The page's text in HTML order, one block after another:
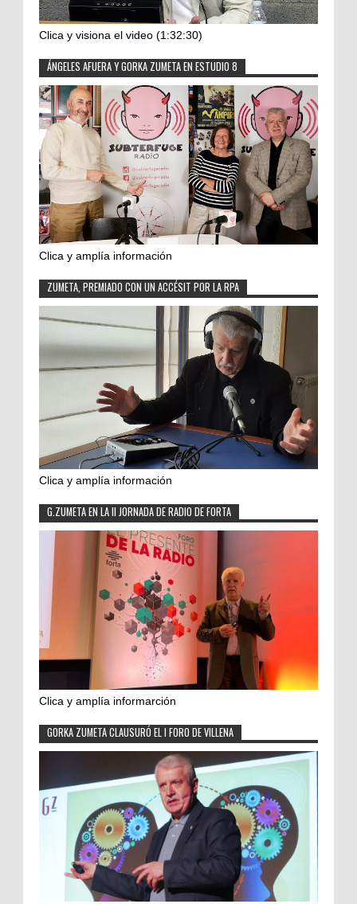
Clica y visiona el video (1:32:30)
ÁNGELES AFUERA Y GORKA ZUMETA EN ESTUDIO 8
Clica y amplía información
ZUMETA, PREMIADO CON UN ACCÉSIT POR LA RPA
Clica y amplía información
G.ZUMETA EN LA II JORNADA DE RADIO DE FORTA
Clica y amplía informarción
GORKA ZUMETA CLAUSURÓ EL I FORO DE VILLENA